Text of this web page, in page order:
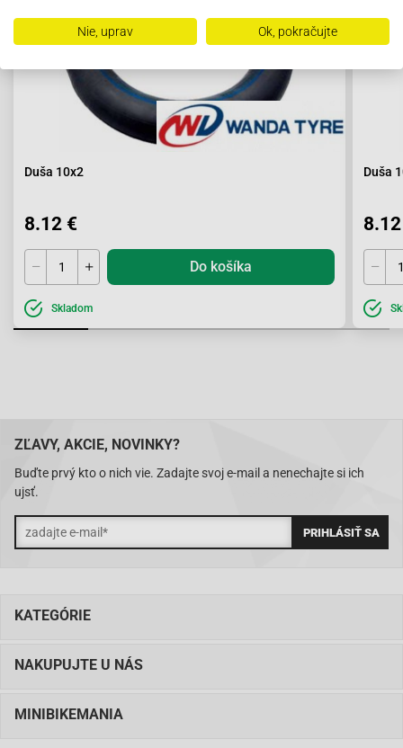
Duša 10x2
8.12 €
Do košíka
Skladom
Duša
ZĽAVY, AKCIE, NOVINKY?
Buďte prvý kto o nich vie. Zadajte svoj e-mail a nenechajte si ich
ujsť.
KATEGÓRIE
NAKUPUJTE U NÁS
MINIBIKEMANIA
Nie, uprav Ok, pokračujte